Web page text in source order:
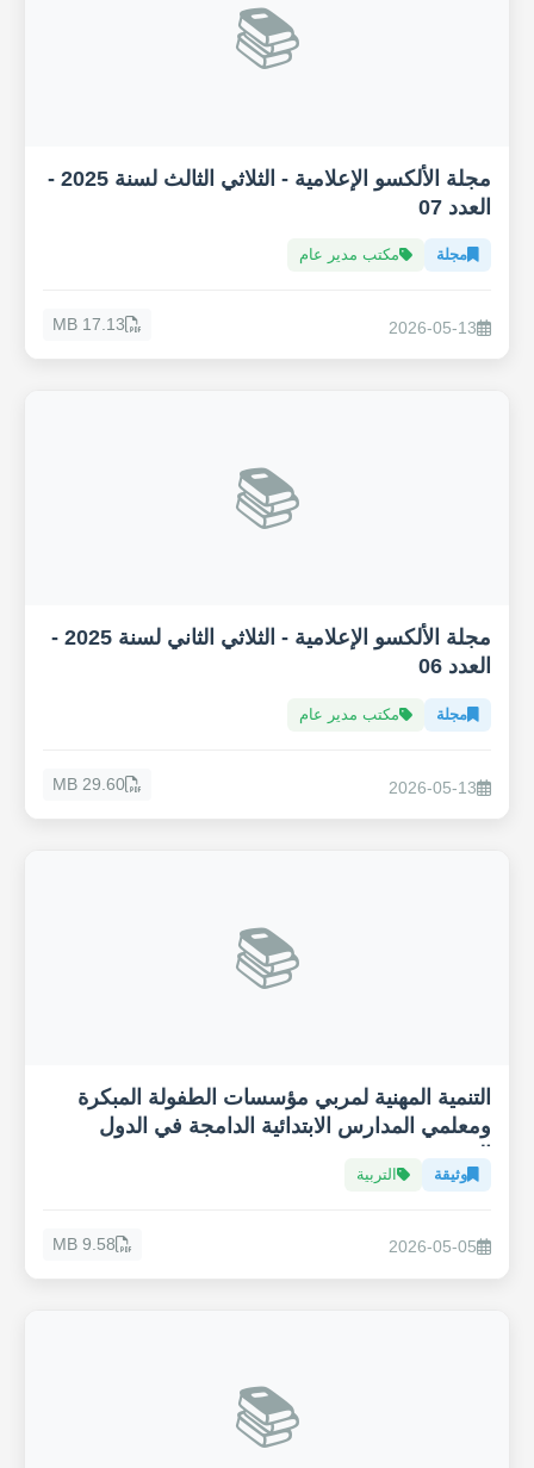
📚
مجلة الألكسو الإعلامية - الثلاثي الثالث لسنة 2025 -
العدد 07
مجلة مكتب مدير عام
2026-05-13
17.13 MB
📚
مجلة الألكسو الإعلامية - الثلاثي الثاني لسنة 2025 -
العدد 06
مجلة مكتب مدير عام
2026-05-13
29.60 MB
📚
التنمية المهنية لمربي مؤسسات الطفولة المبكرة
ومعلمي المدارس الابتدائية الدامجة في الدول
وثيقة التربية
2026-05-05
9.58 MB
📚